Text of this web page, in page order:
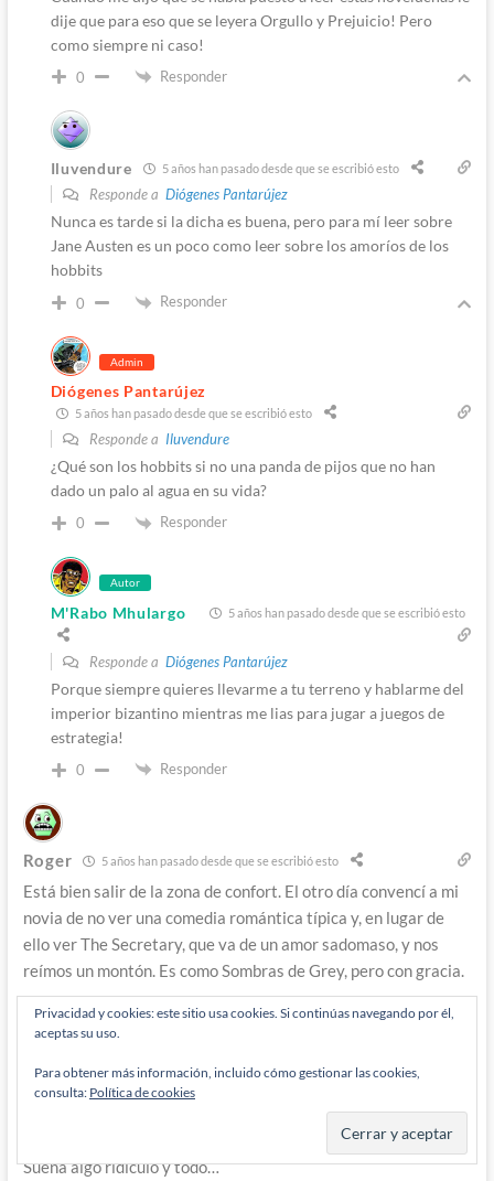
dije que para eso que se leyera Orgullo y Prejuicio! Pero
como siempre ni caso!
0 Responder
Iluvendure 5 años han pasado desde que se escribió esto
Responde a Diógenes Pantarújez
Nunca es tarde si la dicha es buena, pero para mí leer sobre
Jane Austen es un poco como leer sobre los amoríos de los
hobbits
0 Responder
Admin
Diógenes Pantarújez
5 años han pasado desde que se escribió esto
Responde a Iluvendure
¿Qué son los hobbits si no una panda de pijos que no han
dado un palo al agua en su vida?
0 Responder
Autor
M'Rabo Mhulargo 5 años han pasado desde que se escribió esto
Responde a Diógenes Pantarújez
Porque siempre quieres llevarme a tu terreno y hablarme del
imperior bizantino mientras me lias para jugar a juegos de
estrategia!
0 Responder
Roger 5 años han pasado desde que se escribió esto
Está bien salir de la zona de confort. El otro día convencí a mi
novia de no ver una comedia romántica típica y, en lugar de
ello ver The Secretary, que va de un amor sadomaso, y nos
reímos un montón. Es como Sombras de Grey, pero con gracia.
Esta novela parece salirse de lo típico en algunas cosas (el
amor gay, obviamente). pero veo que sigue con las pautas de
sale el típico lord escocés cachas y en kilt (alguien me tiene
que decir que ven los o las novelistas en los caledonios…) sino
príncipe de Gales y el príncipe de USA liados, nada menos…
Suena algo ridículo y todo…
Privacidad y cookies: este sitio usa cookies. Si continúas navegando por él,
aceptas su uso.
Para obtener más información, incluido cómo gestionar las cookies,
consulta: Política de cookies